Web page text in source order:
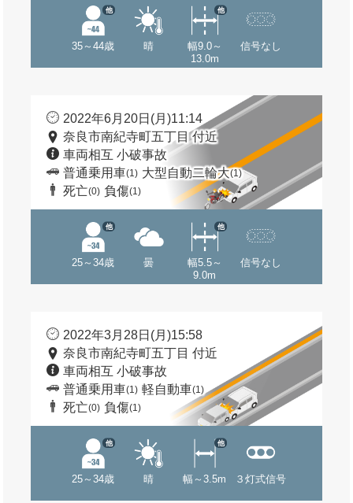
35～44歳
他
晴
幅9.0～
13.0m
他
信号なし
2022年6月20日(月)11:14
奈良市南紀寺町五丁目 付近
車両相互 小破事故
普通乗用車(1) 大型自動二輪大(1)
死亡(0) 負傷(1)
25～34歳
他
曇
幅5.5～
9.0m
他
信号なし
2022年3月28日(月)15:58
奈良市南紀寺町五丁目 付近
車両相互 小破事故
普通乗用車(1) 軽自動車(1)
死亡(0) 負傷(1)
25～34歳
他
晴 幅～3.5m
他
３灯式信号